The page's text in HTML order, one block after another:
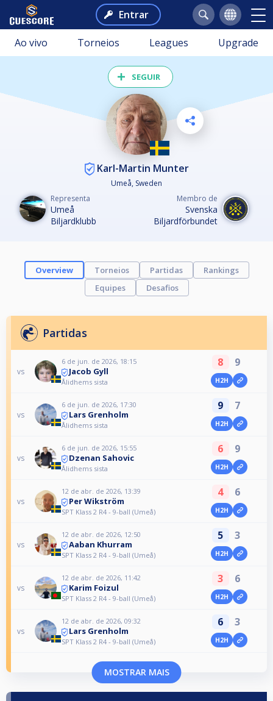
Entrar
Ao vivo Torneios Leagues Upgrade
SEGUIR
Karl-Martin Munter
Umeå, Sweden
Representa
Umeå
Biljardklubb
Membro de
Svenska
Biljardförbundet
Overview Torneios Partidas
Rankings
Equipes
Desafios
Partidas
vs
6 de jun. de 2026, 18:15
Jacob Gyll
Ålidhems sista
8 9
H2H
vs
6 de jun. de 2026, 17:30
Lars Grenholm
Ålidhems sista
9 7
H2H
vs
6 de jun. de 2026, 15:55
Dzenan Sahovic
Ålidhems sista
6 9
H2H
vs
12 de abr. de 2026, 13:39
Per Wikström
SPT Klass 2 R4 - 9-ball (Umeå)
4 6
H2H
vs
12 de abr. de 2026, 12:50
Aaban Khurram
SPT Klass 2 R4 - 9-ball (Umeå)
5 3
H2H
vs
12 de abr. de 2026, 11:42
Karim Foizul
SPT Klass 2 R4 - 9-ball (Umeå)
3 6
H2H
vs
12 de abr. de 2026, 09:32
Lars Grenholm
SPT Klass 2 R4 - 9-ball (Umeå)
6 3
H2H
MOSTRAR MAIS